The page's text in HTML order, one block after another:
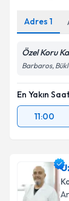
Adres 1
Özel Koru
Barbaros,
En Yakın
11:00